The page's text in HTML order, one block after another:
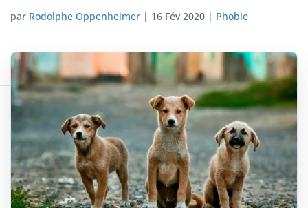
par Rodolphe Oppenheimer | 16 Fév 2020 | Phobie